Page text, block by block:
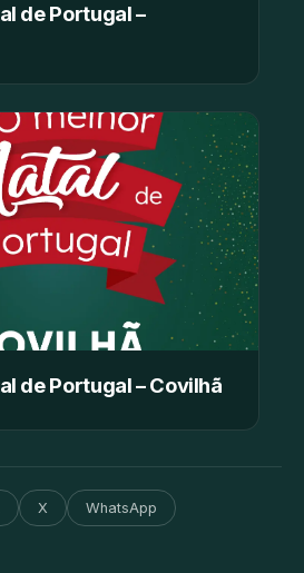
de Portugal –
de Portugal – Covilhã
X WhatsApp